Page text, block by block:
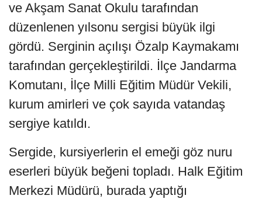
ve Akşam Sanat Okulu tarafından
düzenlenen yılsonu sergisi büyük ilgi
gördü. Serginin açılışı Özalp Kaymakamı
tarafından gerçekleştirildi. İlçe Jandarma
Komutanı, İlçe Milli Eğitim Müdür Vekili,
kurum amirleri ve çok sayıda vatandaş
sergiye katıldı.
Sergide, kursiyerlerin el emeği göz nuru
eserleri büyük beğeni topladı. Halk Eğitim
Merkezi Müdürü, burada yaptığı